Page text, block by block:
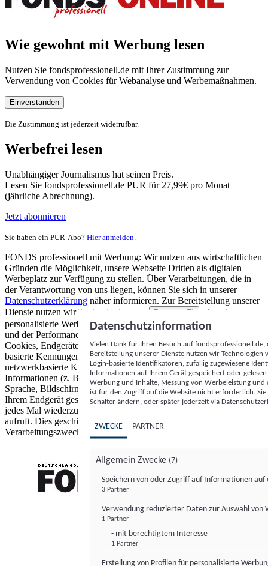
Wie gewohnt mit Werbung lesen
Nutzen Sie fondsprofessionell.de mit Ihrer Zustimmung zur
Verwendung von Cookies für Webanalyse und Werbemaßnahmen.
Einverstanden
Die Zustimmung ist jederzeit widerrufbar.
Werbefrei lesen
Unabhängiger Journalismus hat seinen Preis.
Lesen Sie fondsprofessionell.de PUR für 27,99€ pro Monat
(jährliche Abrechnung).
Jetzt abonnieren
Sie haben ein PUR-Abo? Hier anmelden.
FONDS professionell mit Werbung: Wir nutzen aus wirtschaftlichen
Gründen die Möglichkeit, unsere Webseite Dritten als digitalen
Werbeplatz zur Verfügung zu stellen. Über Verarbeitungen, die in
der Verantwortung von uns liegen, können Sie sich in unserer
Datenschutzerklärung näher informieren. Zur Bereitstellung unserer
Dienste nutzen wir Technologien von
Partnern (5)
. Zwecke:
personalisierte Werbung und Inhalte, Messung von Werbeleistung
und der Performance von Inhalten sowie Zielgruppenforschung.
Cookies, Endgeräte- oder ähnliche Online-Kennungen (z. B. login-
basierte Kennungen, zufällig generierte Kennungen,
netzwerkbasierte Kennungen) können zusammen mit anderen
Informationen (z. B. Browsertyp und Browserinformationen,
Sprache, Bildschirmgröße, unterstützte Technologien usw.) auf
Ihrem Endgerät gespeichert oder von dort ausgelesen werden, um es
jedes Mal wiederzuerkennen, wenn es eine App oder einer Webseite
aufruft. Dies geschieht für einen oder mehrere der hier aufgeführten
Verarbeitungszwecke.
Datenschutzinformation
Vielen Dank für Ihren Besuch auf
Bereitstellung unserer Dienste nutzen wir Technologien
Login-basierte Identifikatoren, zufällig zugewiesene
Informationen auf Ihrem Gerät gespeichert oder
Werbung und Inhalte, Messung von Werbeleistung
ist für den Zugriff auf die Website nicht erforderlich.
Schalter ändern, oder später jederzeit via
ZWECKE PARTNER
Allgemein Zwecke (7)
Speichern von oder Zugriff auf Informationen auf
3 Partner
Verwendung reduzierter Daten zur Auswahl von
1 Partner
- mit berechtigtem Interesse
1 Partner
Erstellung von Profilen für personalisierte
FONDS professionell